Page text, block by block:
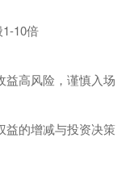
10倍
益高风险，谨慎入场
益的增减与投资决策